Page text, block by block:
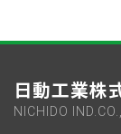
日動工業株
NICHIDO